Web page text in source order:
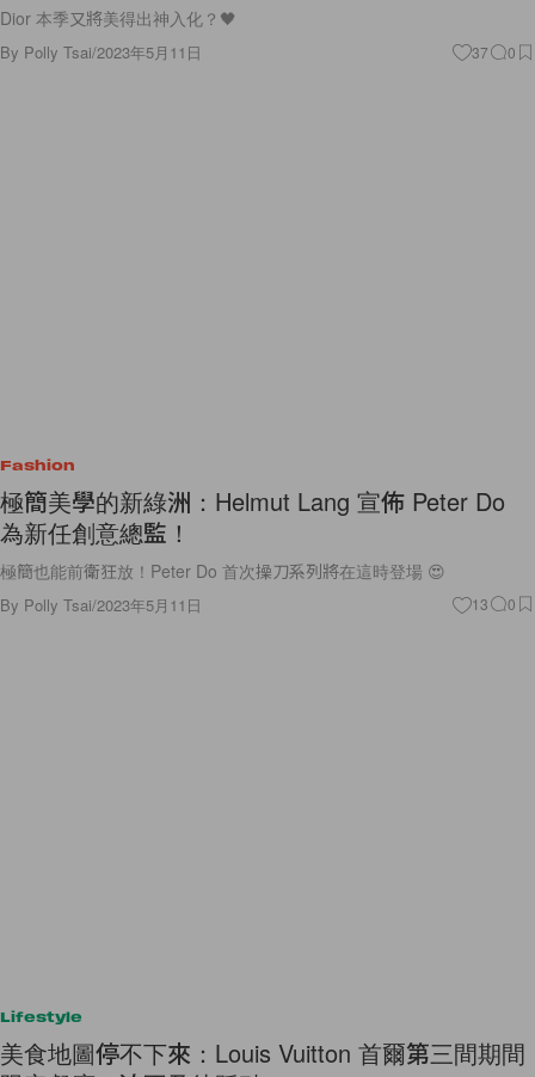
Dior 本季又將美得出神入化？🖤
By Polly Tsai/2023年5月11日 37 0
Fashion
極簡美學的新綠洲：Helmut Lang 宣佈 Peter Do
為新任創意總監！
極簡也能前衛狂放！Peter Do 首次操刀系列將在這時登場 😍
By Polly Tsai/2023年5月11日 13 0
Lifestyle
美食地圖停不下來：Louis Vuitton 首爾第三間期間